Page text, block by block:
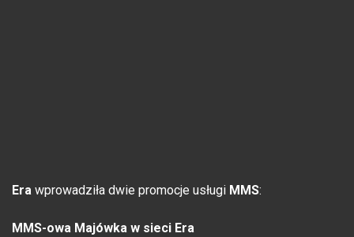
Era wprowadziła dwie promocje usługi MMS:
MMS-owa Majówka w sieci Era